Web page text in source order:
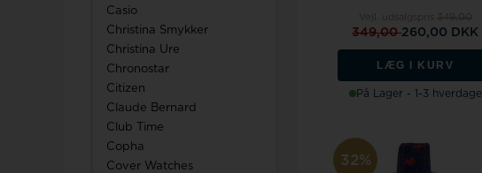
Son of Noa
Spinnaker
Zeppelin
Aagaard
Casio
Christina Smykker
Christina Ure
Chronostar
Citizen
Claude Bernard
Club Time
Copha
Cover Watches
349,00260,00 DKK
LÆG I KURV
På Lager - 1-3 hverdage
32%